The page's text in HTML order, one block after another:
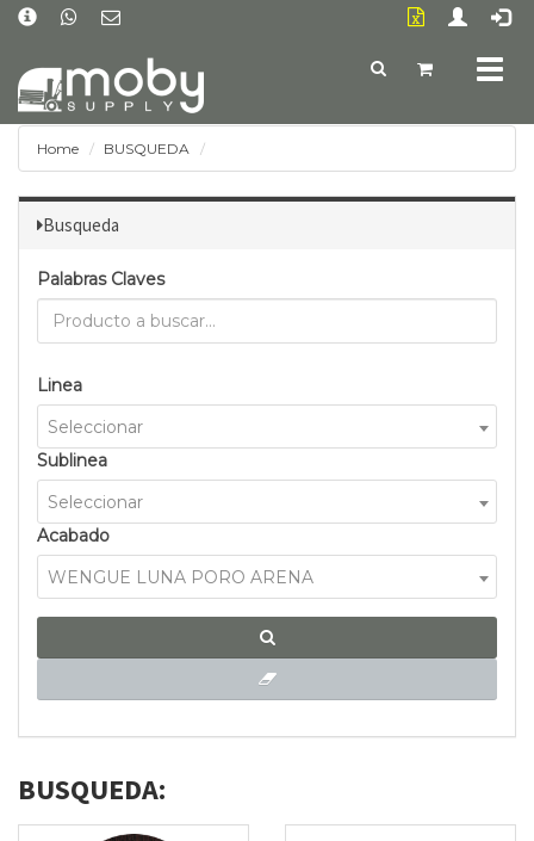
Home BUSQUEDA
Busqueda
Palabras Claves
Linea
Seleccionar
Sublinea
Seleccionar
Acabado
WENGUE LUNA PORO ARENA
BUSQUEDA: